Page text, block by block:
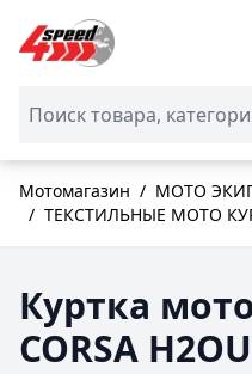
Skip to Content
Мотомагазин / МОТО
/ ТЕКСТИЛЬНЫЕ МОТО
Куртка
CORSA